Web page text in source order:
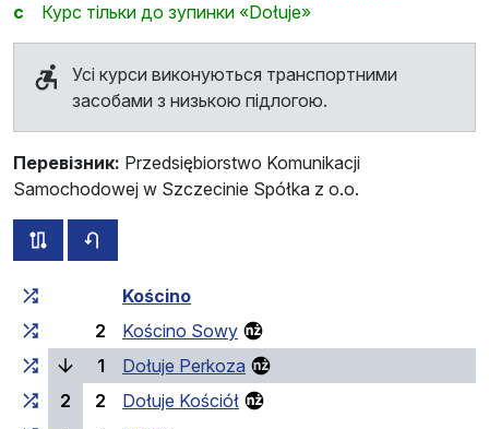
c
Курс тільки до зупинки «Dołuje»
Усі курси виконуються транспортними
засобами з низькою підлогою.
Перевізник: Przedsiębiorstwo Komunikacji
Samochodowej w Szczecinie Spółka z o.o.
всі схеми цього маршруту
Загальний час у дорозі
Kościno
2
Kościno Sowy
1
Dołuje Perkoza
2
2
Dołuje Kościół